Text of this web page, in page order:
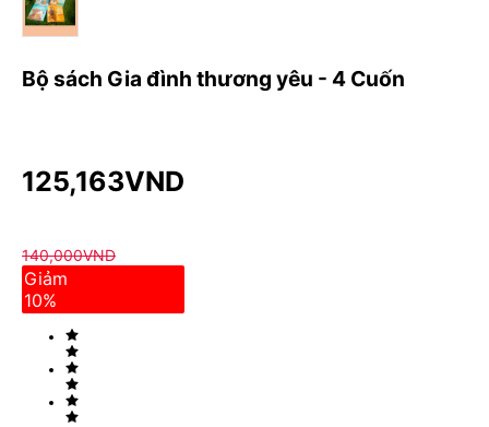
Bộ sách Gia đình thương yêu - 4 Cuốn
125,163VND
140,000VND
Giảm
10%